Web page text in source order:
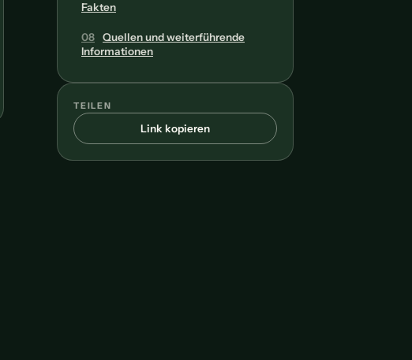
Fakten
08
Quellen und weiterführende
Informationen
TEILEN
Link kopieren